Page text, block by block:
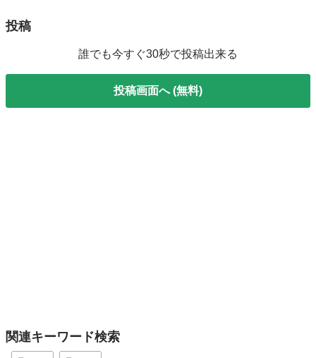
投稿
誰でも今すぐ30秒で投稿出来る
投稿画面へ (無料)
関連キーワード検索